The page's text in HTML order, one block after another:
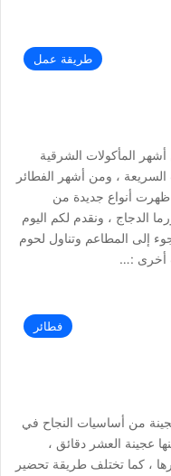
طريقة عمل
المأكولات الشرقية
، ومن أشهر الفطائر
ظهرت أنواع جديدة من
الدجاج ، ونقدم لكم اليوم
إلى المطاعم وتناول لحوم
أخرى :…
فطائر
من أساسيات النجاح في
عجينة العشر دقائق ،
، كما تختلف طريقة تحضير